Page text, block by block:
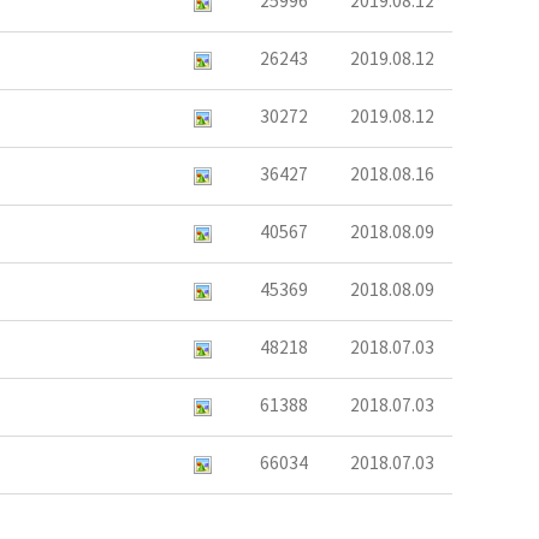
26243 2019.08.12
30272 2019.08.12
36427 2018.08.16
40567 2018.08.09
45369 2018.08.09
48218 2018.07.03
61388 2018.07.03
66034 2018.07.03